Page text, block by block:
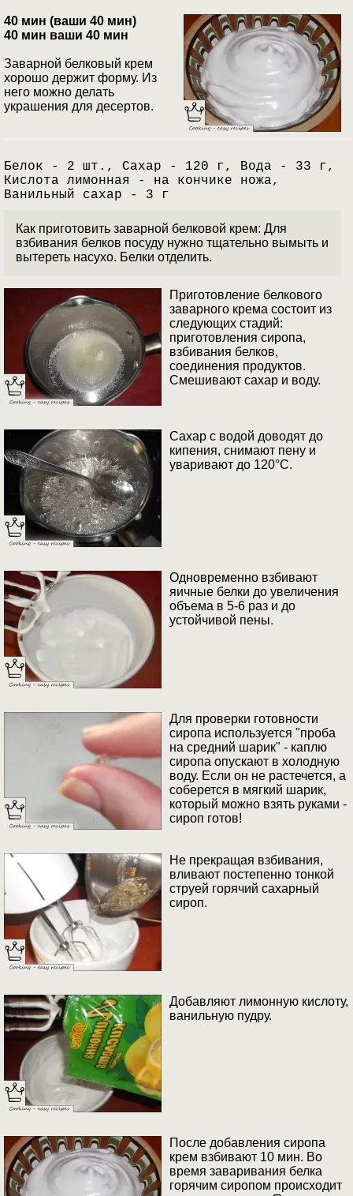
40 мин (ваши 40 мин)
40 мин ваши 40 мин
Заварной белковый крем
хорошо держит форму. Из
него можно делать
украшения для десертов.
Белок - 2 шт., Сахар - 120 г, Вода - 33 г,
Кислота лимонная - на кончике ножа,
Ванильный сахар - 3 г
Как приготовить заварной белковой крем: Для
взбивания белков посуду нужно тщательно вымыть и
вытереть насухо. Белки отделить.
Приготовление белкового
заварного крема состоит из
следующих стадий:
приготовления сиропа,
взбивания белков,
соединения продуктов.
Смешивают сахар и воду.
Сахар с водой доводят до
кипения, снимают пену и
уваривают до 120°С.
Одновременно взбивают
яичные белки до увеличения
объема в 5-6 раз и до
устойчивой пены.
Для проверки готовности
сиропа используется "проба
на средний шарик" - каплю
сиропа опускают в холодную
воду. Если он не растечется, а
соберется в мягкий шарик,
который можно взять руками -
сироп готов!
Не прекращая взбивания,
вливают постепенно тонкой
струей горячий сахарный
сироп.
Добавляют лимонную кислоту,
ванильную пудру.
После добавления сиропа
крем взбивают 10 мин. Во
время заваривания белка
горячим сиропом происходит